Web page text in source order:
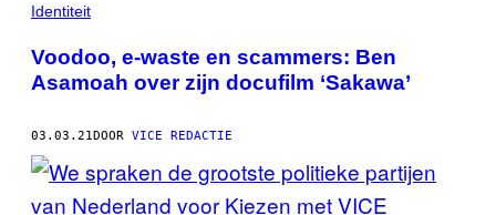
Identiteit
Voodoo, e-waste en scammers: Ben
Asamoah over zijn docufilm ‘Sakawa’
03.03.21DOOR VICE REDACTIE